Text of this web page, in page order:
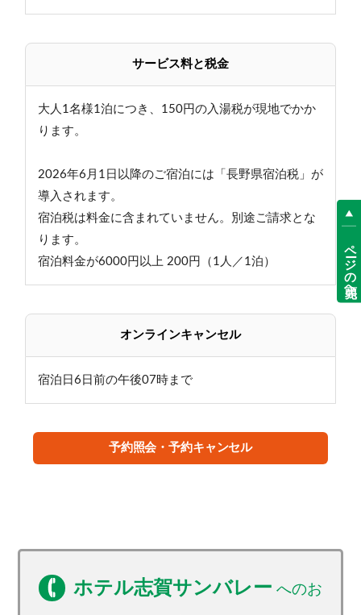
サービス料と税金
大人1名様1泊につき、150円の入湯税が現地でかか
ります。
2026年6月1日以降のご宿泊には「長野県宿泊税」が
導入されます。
宿泊税は料金に含まれていません。別途ご請求とな
ります。
宿泊料金が6000円以上 200円（1人／1泊）
オンラインキャンセル
宿泊日6日前の午後07時まで
予約照会・予約キャンセル
ホテル志賀サンバレー
ページの先頭へ